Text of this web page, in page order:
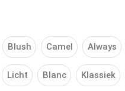
Blush Camel Always
Licht Blanc Klassiek